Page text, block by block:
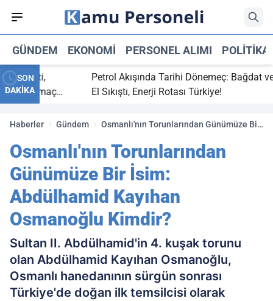
GÜNDEM EKONOMI PERSONEL ALIMI POLITIKA
SON
DAKİKA
bitti,
maç
Petrol Akışında Tarihi Dönemeç: Bağdat ve
El Sıkıştı, Enerji Rotası Türkiye!
Haberler Gündem
Osmanlı'nın Torunlarından Günümüze Bir
Kimdir?
Osmanlı'nın Torunlarından
Günümüze Bir İsim:
Abdülhamid Kayıhan
Osmanoğlu Kimdir?
Sultan II. Abdülhamid'in 4. kuşak torunu
olan Abdülhamid Kayıhan Osmanoğlu,
Osmanlı hanedanının sürgün sonrası
Türkiye'de doğan ilk temsilcisi olarak